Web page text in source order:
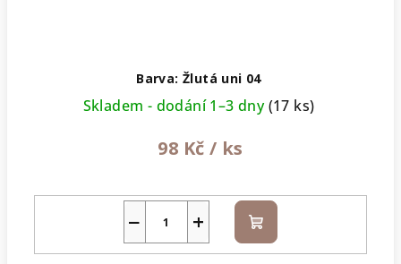
Barva: Žlutá uni 04
Skladem - dodání 1–3 dny(17 ks)
98 Kč / ks
+
− Do
košíku